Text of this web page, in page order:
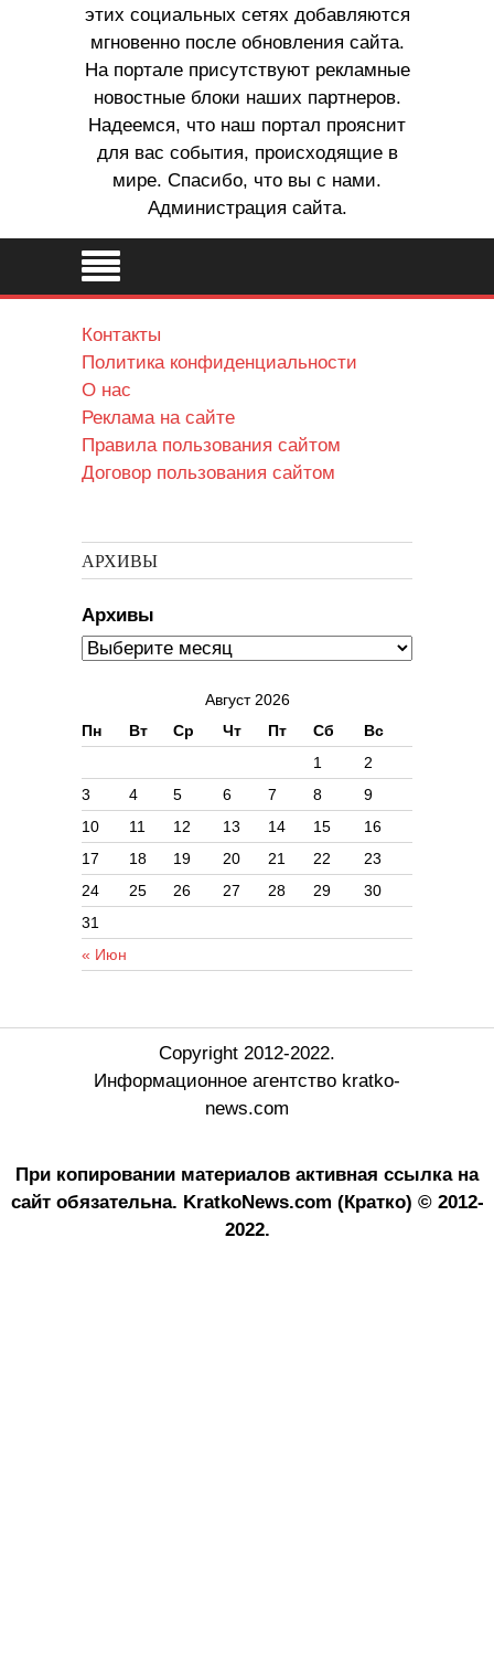
этих социальных сетях добавляются
мгновенно после обновления сайта.
На портале присутствуют рекламные
новостные блоки наших партнеров.
Надеемся, что наш портал прояснит
для вас события, происходящие в
мире. Спасибо, что вы с нами.
Администрация сайта.
Контакты
Политика конфиденциальности
О нас
Реклама на сайте
Правила пользования сайтом
Договор пользования сайтом
АРХИВЫ
Архивы
Август 2026
Пн
Вт Ср Чт Пт Сб Вс
« Июн
1
2
3
4 5 6 7 8
9
10
11 12 13 14 15
16
17
18 19 20 21 22
23
24
25 26 27 28 29
30
31
Copyright 2012-2022.
Информационное агентство kratko-
news.com
При копировании материалов активная ссылка на
сайт обязательна. KratkoNews.com (Кратко) © 2012-
2022.